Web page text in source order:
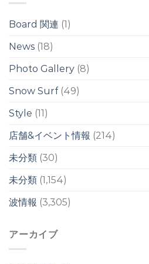
は
は
リ
/
風
ウ
ル
Board 関連 (1)
News (18)
Photo Gallery (8)
Snow Surf(49)
Style (11)
店舗&イベント情報 (214)
未分類 (30)
未分類 (1,154)
波情報 (3,305)
アーカイブ